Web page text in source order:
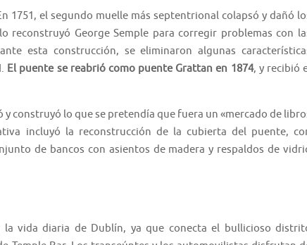
1751, el segundo muelle más septentrional colapsó y dañó
reconstruyó George Semple para corregir problemas con
esta construcción, se eliminaron algunas
El puente se reabrió como puente Grattan en 1874, y recibió
construyó lo que se pretendía que fuera un «mercado de
incluyó la reconstrucción de la cubierta del puente,
de bancos con asientos de madera y respaldos de
vida diaria de Dublín, ya que conecta el bullicioso